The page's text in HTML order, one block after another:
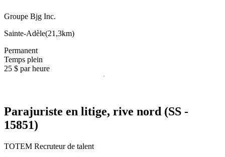
Groupe Bjg Inc.
Sainte-Adèle(21,3km)
Permanent
Temps plein
25 $ par heure
Parajuriste en litige, rive nord (SS -
15851)
TOTEM Recruteur de talent